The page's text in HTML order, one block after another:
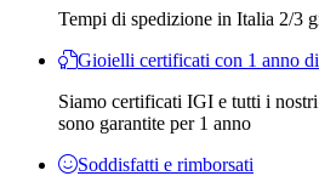
Tempi di spedizione in Italia 2/3
Gioielli certificati con 1 anno
Siamo certificati IGI e tutti i
sono garantite per 1 anno
Soddisfatti e rimborsati